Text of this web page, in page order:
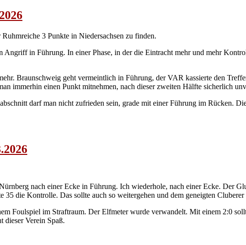
3 Punkte in Niedersachsen zu finden.
Angriff in Führung. In einer Phase, in der die Eintracht mehr und mehr
Braunschweig geht vermeintlich in Führung, der VAR kassierte den
immerhin einen Punkt mitnehmen, nach dieser zweiten Hälfte sicherlich
darf man nicht zufrieden sein, grade mit einer Führung im Rücken.
nach einer Ecke in Führung. Ich wiederhole, nach einer Ecke. Der
die Kontrolle. Das sollte auch so weitergehen und dem geneigten
Foulspiel im Straftraum. Der Elfmeter wurde verwandelt. Mit einem 2:0
dieser Verein Spaß.